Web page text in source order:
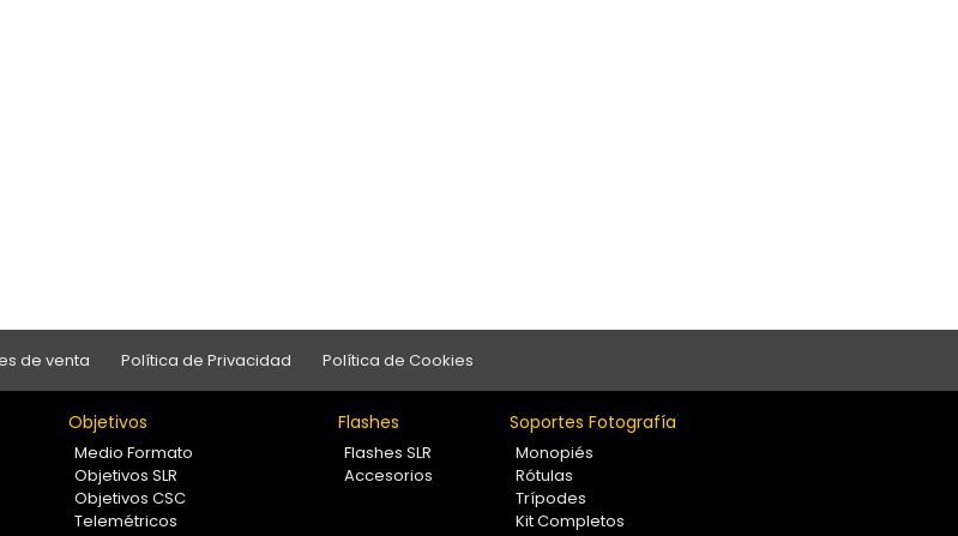
de venta Política de Privacidad Política de Cookies
Objetivos
Medio Formato
Objetivos SLR
Objetivos CSC
Telemétricos
Flashes
Flashes SLR
Accesorios
Soportes Fotografía
Monopiés
Rótulas
Trípodes
Kit Completos